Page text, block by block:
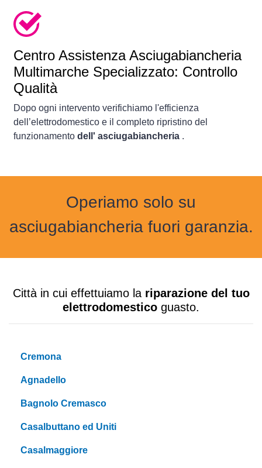
Centro Assistenza Asciugabiancheria
Multimarche Specializzato: Controllo
Qualità
Dopo ogni intervento verifichiamo l'efficienza
dell’elettrodomestico e il completo ripristino del
funzionamento dell' asciugabiancheria .
Operiamo solo su
asciugabiancheria fuori garanzia.
Città in cui effettuiamo la riparazione del tuo
elettrodomestico guasto.
Cremona
Agnadello
Bagnolo Cremasco
Casalbuttano ed Uniti
Casalmaggiore